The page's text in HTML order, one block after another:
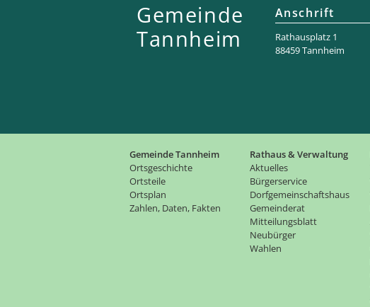
Gemeinde
Tannheim
Anschrift
Rathaus­platz 1
88459 Tannheim
Gemeinde Tannheim
Ortsgeschichte
Ortsteile
Ortsplan
Zahlen, Daten, Fakten
Rathaus & Verwaltung
Aktuelles
Bürgerservice
Dorfgemeinschaftshaus
Gemeinderat
Mitteilungsblatt
Neubürger
Wahlen